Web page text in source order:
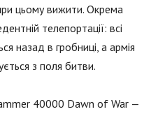
цьому вижити. Окрема
телепортації: всі
назад в гробниці, а армія
з поля битви.
40000 Dawn of War —